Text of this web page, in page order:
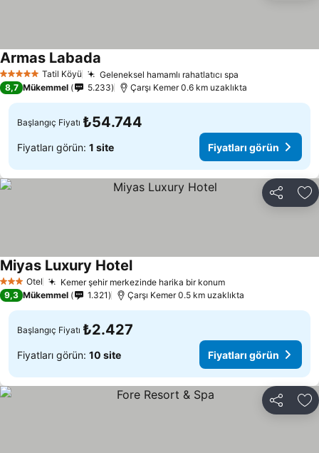
5 Yıldız Tatil Köyü Geleneksel hamamlı rahatlatıcı spa
Armas Labada
8,7 Mükemmel 5.233 Çarşı Kemer 0.6 km uzaklıkta
Başlangıç Fiyatı ₺54.744
Fiyatları görün: 1 site Fiyatları görün
Paylaş
3 YıldızOtel Kemer şehir merkezinde harika bir konumFiyatları görün
Miyas Luxury HotelFiyatları görün
9,3 Mükemmel 1.321 Çarşı Kemer 0.5 km uzaklıkta
Başlangıç Fiyatı ₺2.427
Fiyatları görün: 10 site Fiyatları görün
Paylaş